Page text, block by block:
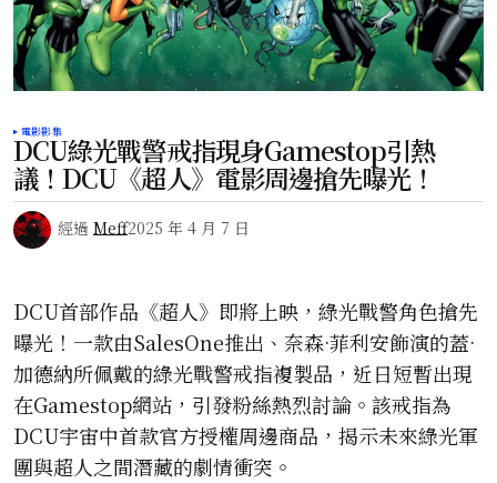
電影影集
DCU綠光戰警戒指現身Gamestop引熱
議！DCU《超人》電影周邊搶先曝光！
經過 Meff2025 年 4 月 7 日
DCU首部作品《超人》即將上映，綠光戰警角色搶先
曝光！一款由SalesOne推出、奈森·菲利安飾演的蓋·
加德納所佩戴的綠光戰警戒指複製品，近日短暫出現
在Gamestop網站，引發粉絲熱烈討論。該戒指為
DCU宇宙中首款官方授權周邊商品，揭示未來綠光軍
團與超人之間潛藏的劇情衝突。